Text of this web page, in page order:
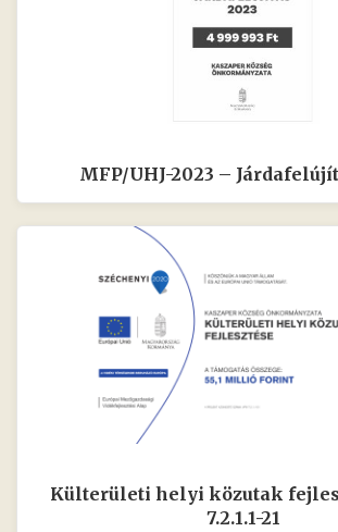
MFP/UHJ-2023 –
Külterületi helyi közutak
7.2.1.1-21